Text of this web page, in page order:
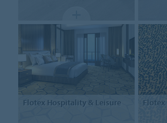
Flotex Hospitality & Leisure Flotex